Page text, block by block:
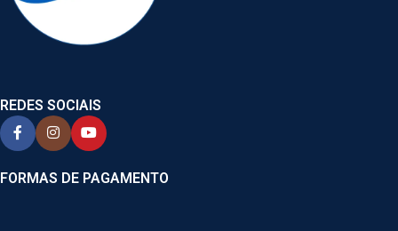
REDES SOCIAIS
FORMAS DE PAGAMENTO